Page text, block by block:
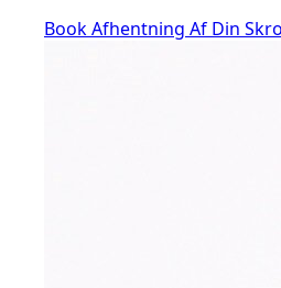
Book Afhentning Af Din